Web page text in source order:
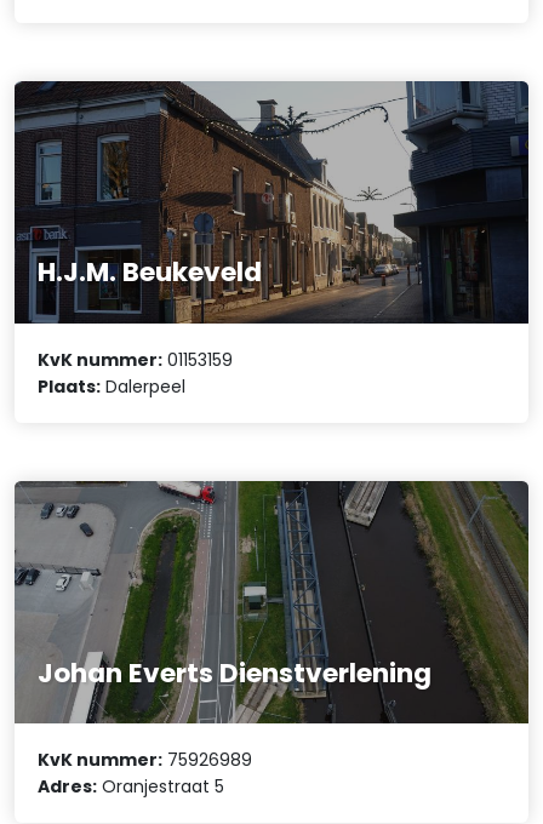
H.J.M. Beukeveld
KvK nummer: 01153159
Plaats: Dalerpeel
Johan Everts Dienstverlening
KvK nummer: 75926989
Adres: Oranjestraat 5